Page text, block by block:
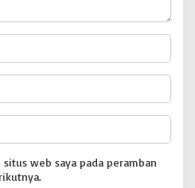
web saya pada peramban